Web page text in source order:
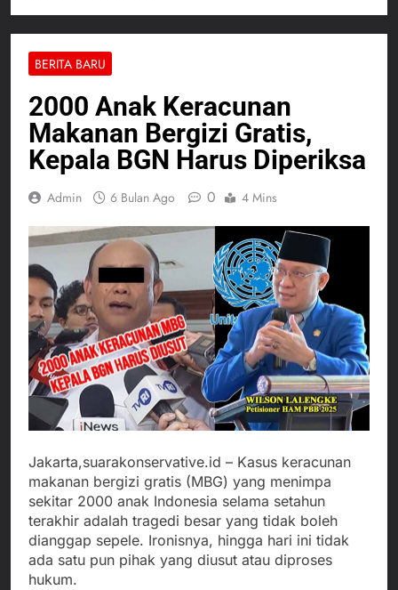
BERITA BARU
2000 Anak Keracunan
Makanan Bergizi Gratis,
Kepala BGN Harus Diperiksa
Admin 6 Bulan Ago 0 4 Mins
Jakarta,suarakonservative.id – Kasus keracunan
makanan bergizi gratis (MBG) yang menimpa
sekitar 2000 anak Indonesia selama setahun
terakhir adalah tragedi besar yang tidak boleh
dianggap sepele. Ironisnya, hingga hari ini tidak
ada satu pun pihak yang diusut atau diproses
hukum.